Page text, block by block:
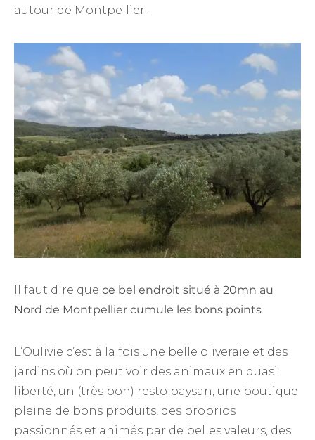
autour de Montpellier.
Il faut dire que ce bel endroit situé à 20mn au
Nord de Montpellier cumule les bons points.
L’Oulivie c’est à la fois une belle oliveraie et des
jardins où on peut voir des animaux en quasi
liberté, un (très bon) resto paysan, une boutique
pleine de bons produits, des proprios
passionnés et animés par de belles valeurs, des